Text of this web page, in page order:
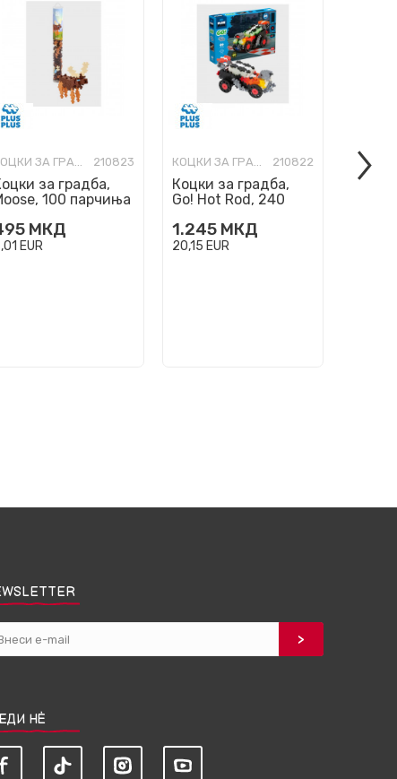
КОЦКИ ЗА ГРАДБА 210823
за градба,
100 парчиња
МКД
EUR
КОЦКИ ЗА ГРАДБА 210822
Коцки за градба,
Go! Hot Rod, 240
1.245 МКД
20,15 EUR
НЀ